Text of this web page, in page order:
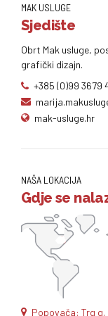
MAK USLUGE
Sjedište
Obrt Mak usluge,
grafički dizajn.
+385 (0)99 3679
mak-usluge.hr
NAŠA LOKACIJA
Gdje se
Popovača: Trg g.